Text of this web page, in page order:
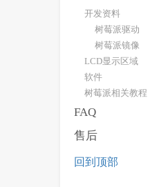
开发资料
树莓派驱动
树莓派镜像
LCD显示区域
软件
树莓派相关教程
FAQ
售后
回到顶部